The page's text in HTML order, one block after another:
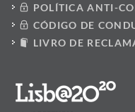
POLÍTICA ANTI-
CÓDIGO DE
LIVRO DE